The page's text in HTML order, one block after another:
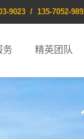
9023 / 135-7052-
务 精英团队